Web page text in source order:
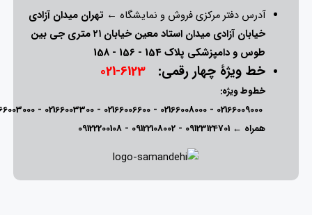
آدرس دفتر مرکزی فروش و نمایشگاه ← تهران میدان آزادی
خیابان آزادی میدان استاد معین خیابان ۲۱ متری جی بین
طوس و دامپزشکی پلاک 154 - 156 - 158
خط ویژۀ چهار رقمی:6123-021
خطوط ویژه:
02166009000
-
02166008000
-
02166006600
-
02166003300
-
همراه ← 09123124701
-
09122108002
-
09122200108